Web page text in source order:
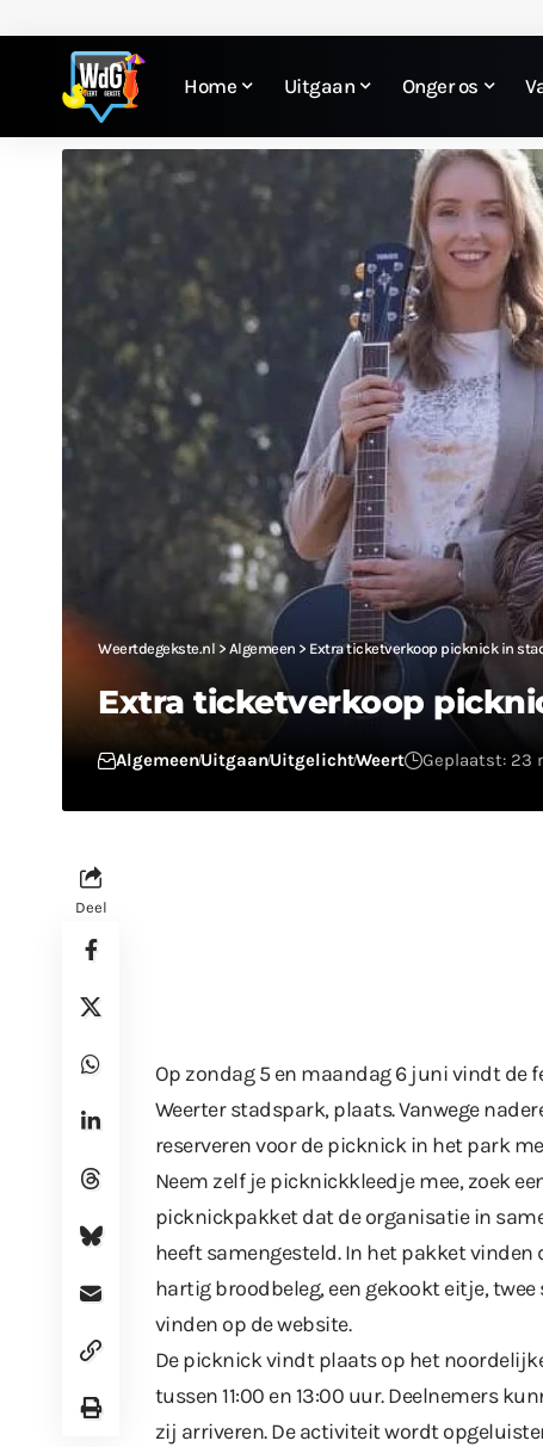
Home Uitgaan Onger os
Weertdegekste.nl > Algemeen > Extra ticketverkoop picknick in
Extra ticketverkoop
AlgemeenUitgaanUitgelichtWeert Geplaatst: 23
Deel
Op zondag 5 en maandag 6 juni vindt de
Weerter stadspark, plaats. Vanwege
reserveren voor de picknick in het park
Neem zelf je picknickkleedje mee, zoek
picknickpakket dat de organisatie in
heeft samengesteld. In het pakket
hartig broodbeleg, een gekookt eitje,
vinden op de website.
De picknick vindt plaats op het
tussen 11:00 en 13:00 uur. Deelnemers
zij arriveren. De activiteit wordt